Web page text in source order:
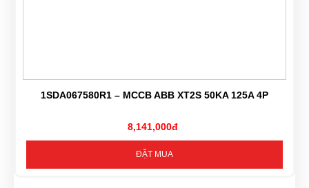
1SDA067580R1 – MCCB ABB XT2S 50KA 125A 4P
8,141,000đ
ĐẶT MUA